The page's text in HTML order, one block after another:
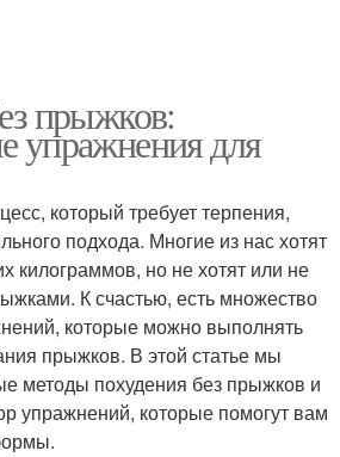
прыжков:
упражнения для
который требует терпения,
подхода. Многие из нас хотят
килограммов, но не хотят или не
К счастью, есть множество
которые можно выполнять
прыжков. В этой статье мы
методы похудения без прыжков и
упражнений, которые помогут вам